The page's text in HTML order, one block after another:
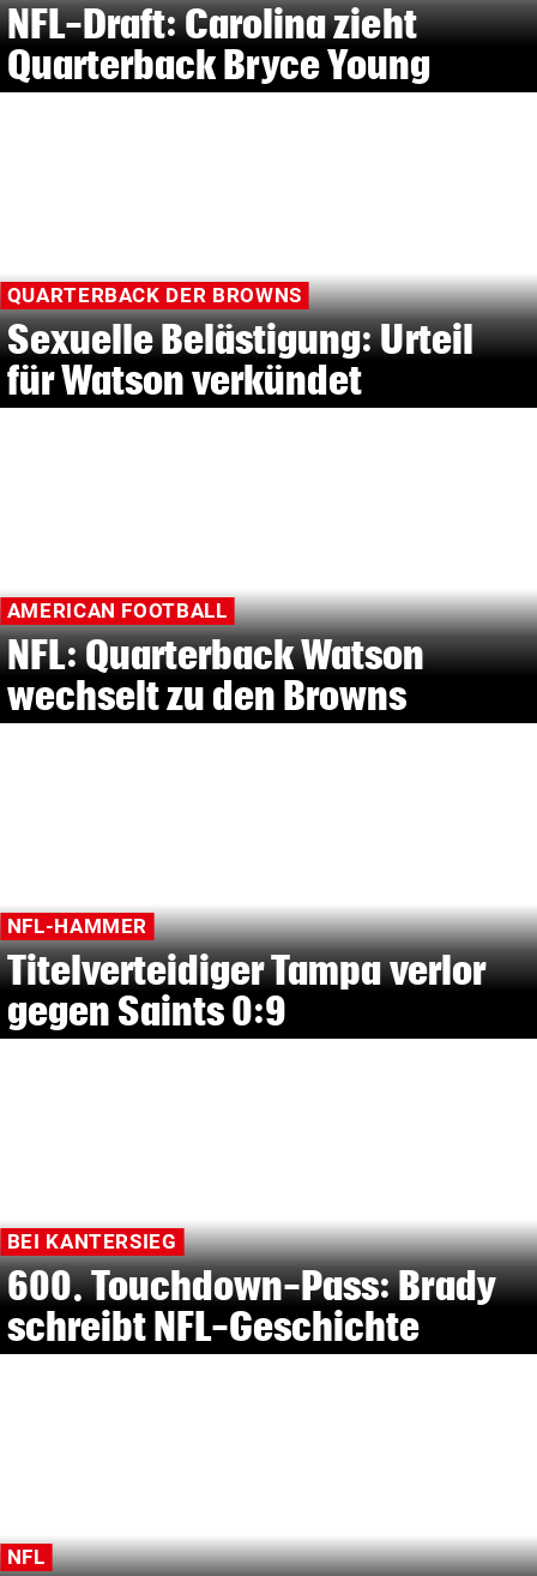
NFL-Draft: Carolina zieht
Quarterback Bryce Young
QUARTERBACK DER BROWNS
Sexuelle Belästigung: Urteil
für Watson verkündet
AMERICAN FOOTBALL
NFL: Quarterback Watson
wechselt zu den Browns
NFL-HAMMER
Titelverteidiger Tampa verlor
gegen Saints 0:9
BEI KANTERSIEG
600. Touchdown-Pass: Brady
schreibt NFL-Geschichte
NFL